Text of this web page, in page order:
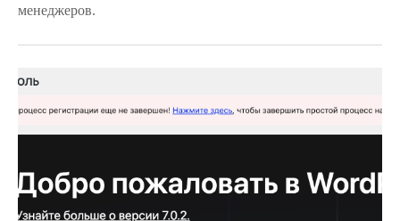
менеджеров.